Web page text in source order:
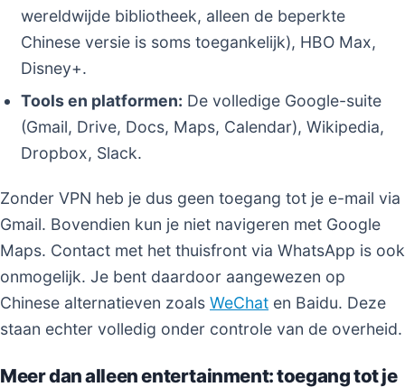
wereldwijde bibliotheek, alleen de beperkte
Chinese versie is soms toegankelijk), HBO Max,
Disney+.
Tools en platformen: De volledige Google-suite
(Gmail, Drive, Docs, Maps, Calendar), Wikipedia,
Dropbox, Slack.
Zonder VPN heb je dus geen toegang tot je e-mail via
Gmail. Bovendien kun je niet navigeren met Google
Maps. Contact met het thuisfront via WhatsApp is ook
onmogelijk. Je bent daardoor aangewezen op
Chinese alternatieven zoals WeChat en Baidu. Deze
staan echter volledig onder controle van de overheid.
Meer dan alleen entertainment: toegang tot je